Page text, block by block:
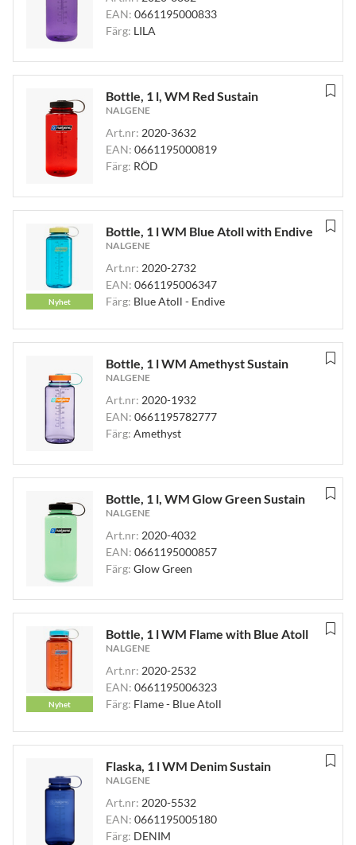
EAN: 0661195000833
Färg: LILA
Bottle, 1 l, WM Red Sustain
NALGENE
Art.nr: 2020-3632
EAN: 0661195000819
Färg: RÖD
Nyhet
Bottle, 1 l WM Blue Atoll with Endive
NALGENE
Art.nr: 2020-2732
EAN: 0661195006347
Färg: Blue Atoll - Endive
Bottle, 1 l WM Amethyst Sustain
NALGENE
Art.nr: 2020-1932
EAN: 0661195782777
Färg: Amethyst
Bottle, 1 l, WM Glow Green Sustain
NALGENE
Art.nr: 2020-4032
EAN: 0661195000857
Färg: Glow Green
Nyhet
Bottle, 1 l WM Flame with Blue Atoll
NALGENE
Art.nr: 2020-2532
EAN: 0661195006323
Färg: Flame - Blue Atoll
Flaska, 1 l WM Denim Sustain
NALGENE
Art.nr: 2020-5532
EAN: 0661195005180
Färg: DENIM